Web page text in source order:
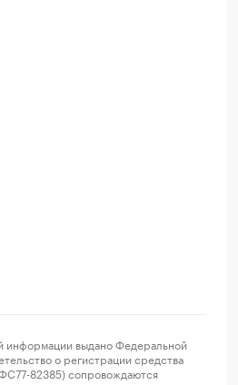
выдано Федеральной
о регистрации средства
82385) сопровождаются